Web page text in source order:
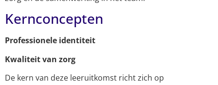
Kernconcepten
Professionele identiteit
Kwaliteit van zorg
De kern van deze leeruitkomst richt zich op